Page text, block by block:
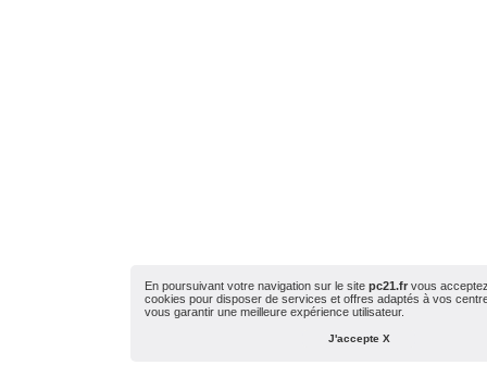
En poursuivant votre navigation sur le sitepc21.fr vous
cookies pour disposer de services et offres adaptés à vos
vous garantir une meilleure expérience utilisateur.
J'accepte X